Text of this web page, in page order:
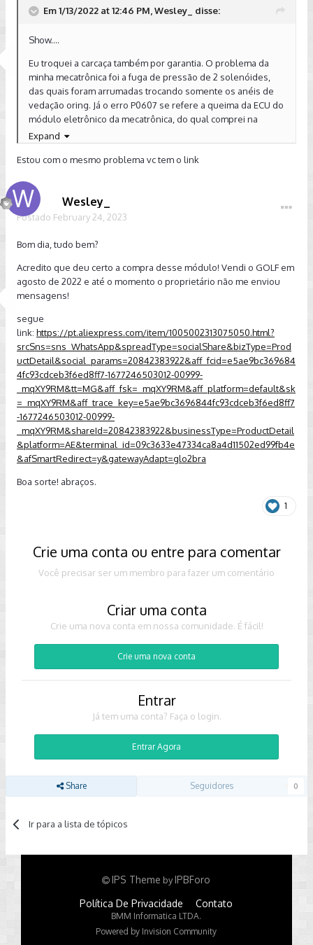
Em 1/13/2022 at 12:46 PM, Wesley_ disse:
Show....
Eu troquei a carcaça também por garantia. O problema da
minha mecatrônica foi a fuga de pressão de 2 solenóides,
das quais foram arrumadas trocando somente os anéis de
vedação oring. Já o erro P0607 se refere a queima da ECU do
módulo eletrônico da mecatrônica, do qual comprei na
Aliexpress.
Boa sorte com os reparos! Abraços.
Expand
Estou com o mesmo problema vc tem o link
Wesley_
Postado February 24, 2023
Bom dia, tudo bem?
Acredito que deu certo a compra desse módulo! Vendi o GOLF em
agosto de 2022 e até o momento o proprietário não me enviou
mensagens!
segue
link: https://pt.aliexpress.com/item/1005002313075050.html?
srcSns=sns_WhatsApp&spreadType=socialShare&bizType=Prod
uctDetail&social_params=20842383922&aff_fcid=e5ae9bc369684
4fc93cdceb3f6ed8ff7-1677246503012-00999-
_mqXY9RM&tt=MG&aff_fsk=_mqXY9RM&aff_platform=default&sk
=_mqXY9RM&aff_trace_key=e5ae9bc3696844fc93cdceb3f6ed8ff7
-1677246503012-00999-
_mqXY9RM&shareId=20842383922&businessType=ProductDetail
&platform=AE&terminal_id=09c3633e47334ca8a4d11502ed99fb4e
&afSmartRedirect=y&gatewayAdapt=glo2bra
Boa sorte! abraços.
1
Crie uma conta ou entre para comentar
Você precisar ser um membro para fazer um comentário
Criar uma conta
Crie uma nova conta em nossa comunidade. É fácil!
Crie uma nova conta
Entrar
Já tem uma conta? Faça o login.
Entrar Agora
Share Seguidores 0
Ir para a lista de tópicos
IPS Theme byIPBForo
Política De Privacidade Contato
BMM Informatica LTDA.
Powered by Invision Community